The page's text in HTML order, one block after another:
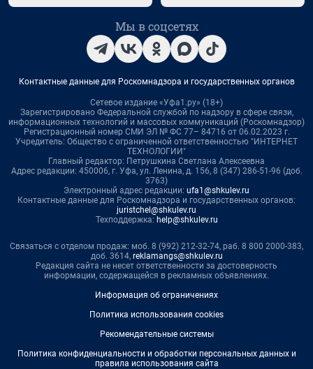
Мы в соцсетях
Контактные данные для Роскомнадзора и государственных органов
Сетевое издание «Уфа1.ру» (18+)
Зарегистрировано Федеральной службой по надзору в сфере связи,
информационных технологий и массовых коммуникаций (Роскомнадзор)
Регистрационный номер СМИ ЭЛ № ФС 77– 84716 от 06.02.2023 г.
Учредитель: Общество с ограниченной ответственностью "ИНТЕРНЕТ
ТЕХНОЛОГИИ"
Главный редактор: Петрушкина Светлана Алексеевна
Адрес редакции: 450006, г. Уфа, ул. Ленина, д. 156, 8 (347) 286-51-96 (доб.
3763)
Электронный адрес редакции: ufa1@shkulev.ru
Контактные данные для Роскомнадзора и государственных органов:
juristchel@shkulev.ru
Техподдержка: help@shkulev.ru
Связаться с отделом продаж: моб. 8 (992) 212-32-74, раб. 8 800 2000-383,
доб. 3614, reklamangs@shkulev.ru
Редакция сайта не несет ответственности за достоверность
информации, содержащейся в рекламных объявлениях.
Информация об ограничениях
Политика использования cookies
Рекомендательные системы
Политика конфиденциальности и обработки персональных данных и
правила использования сайта